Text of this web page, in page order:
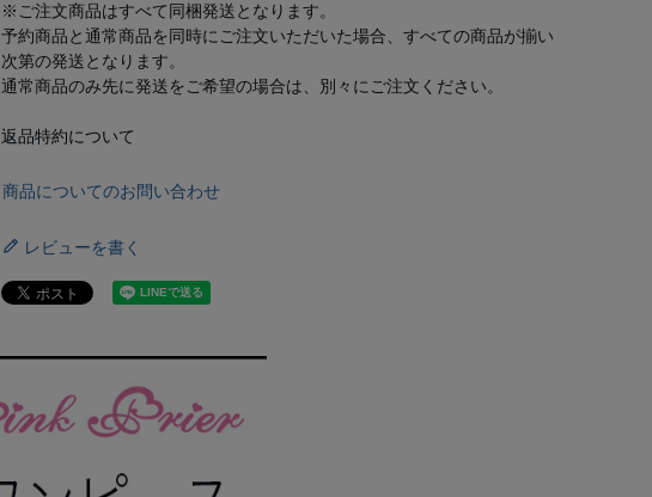
※ご注文商品はすべて同梱発送となります。
予約商品と通常商品を同時にご注文いただいた場合、すべての商品が揃い
次第の発送となります。
通常商品のみ先に発送をご希望の場合は、別々にご注文ください。
返品特約について
商品についてのお問い合わせ
レビューを書く